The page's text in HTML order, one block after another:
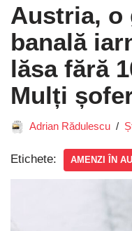
Austria, o
banală
lăsa fără
Mulți
Adrian Rădulescu
Etichete: AMENZI ÎN